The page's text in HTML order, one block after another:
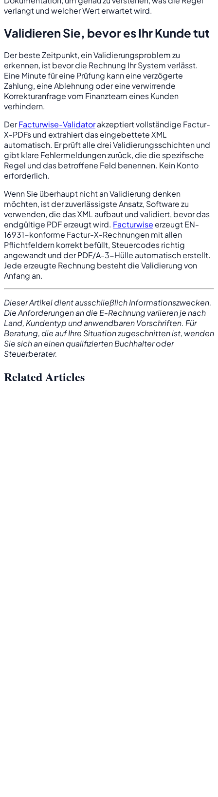
verlangt und welcher Wert erwartet wird.
Validieren Sie, bevor es Ihr Kunde tut
Der beste Zeitpunkt, ein Validierungsproblem zu
erkennen, ist bevor die Rechnung Ihr System verlässt.
Eine Minute für eine Prüfung kann eine verzögerte
Zahlung, eine Ablehnung oder eine verwirrende
Korrekturanfrage vom Finanzteam eines Kunden
verhindern.
DerFacturwise-Validatorakzeptiert vollständige Factur-
X-PDFs und extrahiert das eingebettete XML
automatisch. Er prüft alle drei Validierungsschichten und
gibt klare Fehlermeldungen zurück, die die spezifische
Regel und das betroffene Feld benennen. Kein Konto
erforderlich.
Wenn Sie überhaupt nicht an Validierung denken
möchten, ist der zuverlässigste Ansatz, Software zu
verwenden, die das XML aufbaut und validiert, bevor das
endgültige PDF erzeugt wird. Facturwise erzeugt EN-
16931-konforme Factur-X-Rechnungen mit allen
Pflichtfeldern korrekt befüllt, Steuercodes richtig
angewandt und der PDF/A-3-Hülle automatisch erstellt.
Jede erzeugte Rechnung besteht die Validierung von
Anfang an.
Dieser Artikel dient ausschließlich Informationszwecken.
Die Anforderungen an die E-Rechnung variieren je nach
Land, Kundentyp und anwendbaren Vorschriften. Für
Beratung, die auf Ihre Situation zugeschnitten ist, wenden
Sie sich an einen qualifizierten Buchhalter oder
Steuerberater.
Related Articles